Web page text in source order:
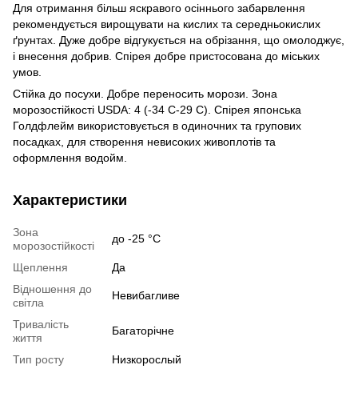
Для отримання більш яскравого осіннього забарвлення
рекомендується вирощувати на кислих та середньокислих
ґрунтах. Дуже добре відгукується на обрізання, що омолоджує,
і внесення добрив. Спірея добре пристосована до міських
умов.
Стійка до посухи. Добре переносить морози. Зона
морозостійкості USDA: 4 (-34 C-29 C). Спірея японська
Голдфлейм використовується в одиночних та групових
посадках, для створення невисоких живоплотів та
оформлення водойм.
Характеристики
Зона
морозостійкості
до -25 °C
Щеплення
Да
Відношення до
світла
Невибагливе
Тривалість
життя
Багаторічне
Тип росту Низкорослый